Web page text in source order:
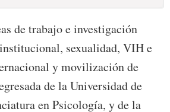
de trabajo e investigación
sexualidad, VIH e
y movilización de
de la Universidad de
en Psicología, y de la